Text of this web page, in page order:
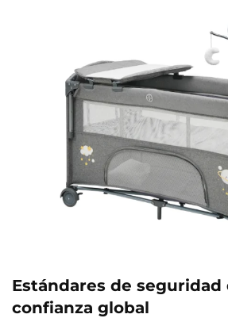
Estándares de seguridad
confianza global